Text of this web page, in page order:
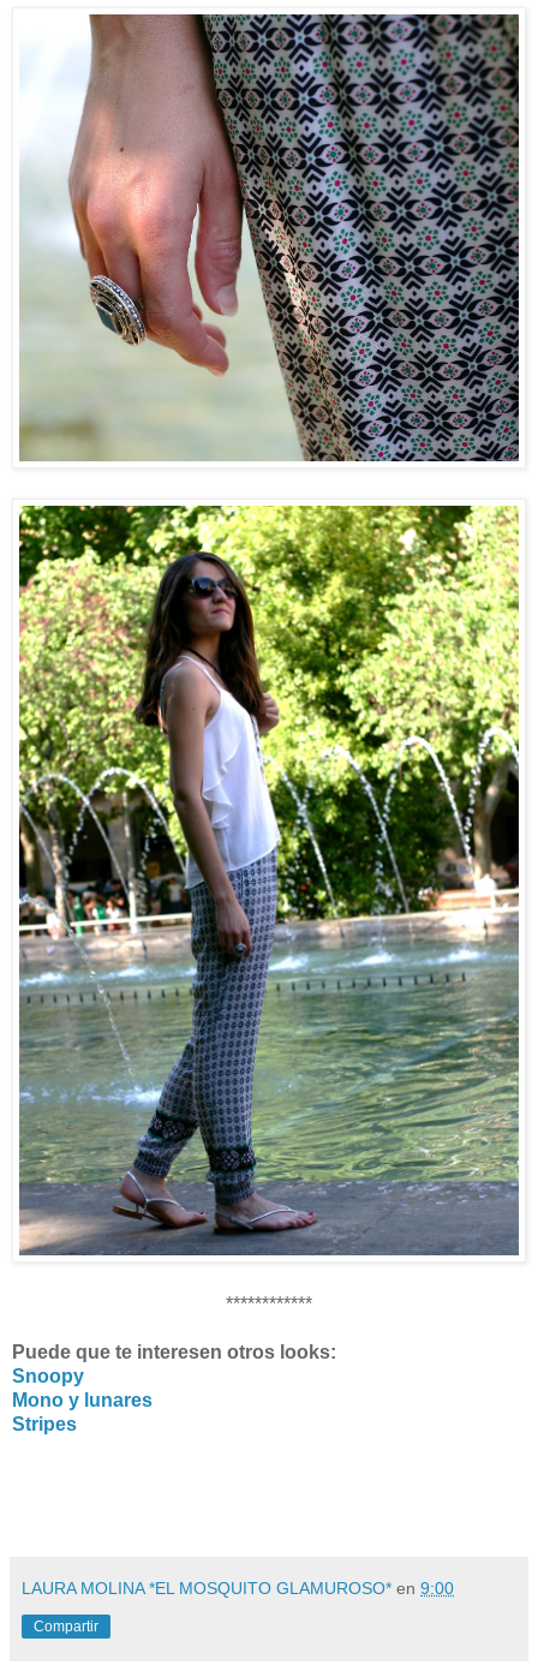
************
Puede que te interesen otros looks:
Snoopy
Mono y lunares
Stripes
LAURA MOLINA *EL MOSQUITO GLAMUROSO* en 9:00
Compartir